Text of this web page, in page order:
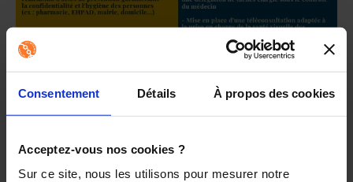
Consentement Détails À propos des cookies
Acceptez-vous nos cookies ?
Sur ce site, nous les utilisons pour mesurer notre
société Les Opticiens Mobiles œuvre pour un
Pour en savoir plus :Santé visuelle et auditive des
seniors : l’urgence